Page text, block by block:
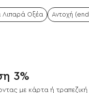
Λιπαρά Οξέα Αντοχή
3%
με κάρτα ή τραπεζική